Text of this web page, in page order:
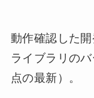
動作確認した
ライブラリの
点の最新）。